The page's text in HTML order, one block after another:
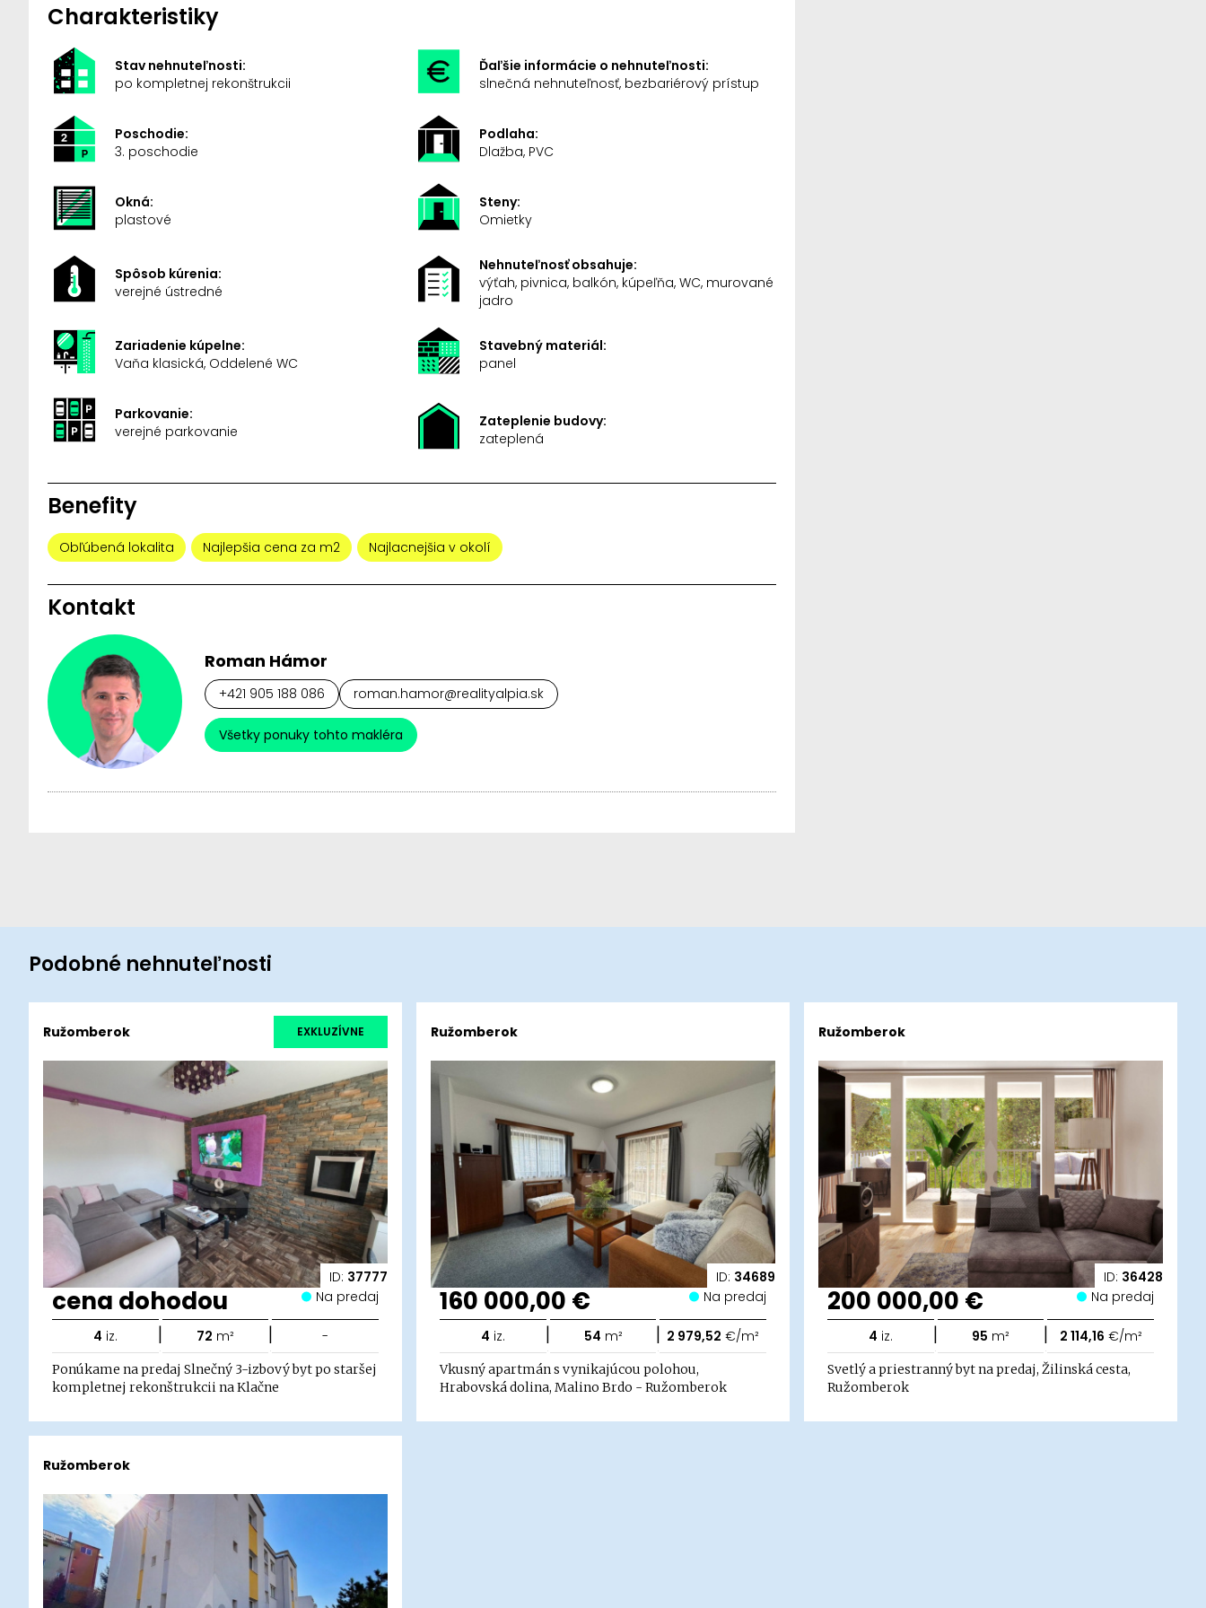
Charakteristiky
Stav nehnuteľnosti:
po kompletnej rekonštrukcii
Ďaľšie informácie o nehnuteľnosti:
slnečná nehnuteľnosť, bezbariérový prístup
Poschodie:
3. poschodie
Podlaha:
Dlažba, PVC
Okná:
plastové
Steny:
Omietky
Spôsob kúrenia:
verejné ústredné
Nehnuteľnosť obsahuje:
výťah, pivnica, balkón, kúpeľňa, WC, murované
jadro
Zariadenie kúpelne:
Vaňa klasická, Oddelené WC
Stavebný materiál:
panel
Parkovanie:
verejné parkovanie
Zateplenie budovy:
zateplená
Benefity
Obľúbená lokalita Najlepšia cena za m2 Najlacnejšia v okolí
Kontakt
Roman Hámor
+421 905 188 086 roman.hamor@realityalpia.sk
Všetky ponuky tohto makléra
Podobné nehnuteľnosti
ID: 37777
Ružomberok EXKLUZÍVNE
cena dohodou Na predaj
4 iz. | 72 m² | -
Ponúkame na predaj Slnečný 3-izbový byt po staršej
kompletnej rekonštrukcii na Klačne
ID: 34689
Ružomberok
160 000,00 € Na predaj
4 iz. | 54 m² | 2 979,52 €/m²
Vkusný apartmán s vynikajúcou polohou,
Hrabovská dolina, Malino Brdo - Ružomberok
ID: 36428
Ružomberok
200 000,00 € Na predaj
4 iz. | 95 m² | 2 114,16 €/m²
Svetlý a priestranný byt na predaj, Žilinská cesta,
Ružomberok
Ružomberok